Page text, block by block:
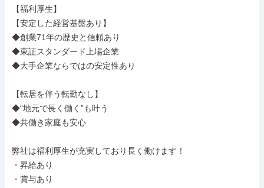
【福利厚生】
【安定した経営基盤あり】
◆創業71年の歴史と信頼あり
◆東証スタンダード上場企業
◆大手企業ならではの安定性あり
【転居を伴う転勤なし】
◆“地元で長く働く”も叶う
◆共働き家庭も安心
弊社は福利厚生が充実しており長く働けます！
・昇給あり
・賞与あり